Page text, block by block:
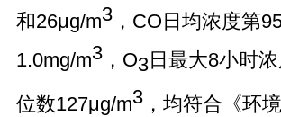
和26μg/m3，CO日均浓度第
1.0mg/m3，O3 日最大8小时
位数127μg/m3，均符合《环